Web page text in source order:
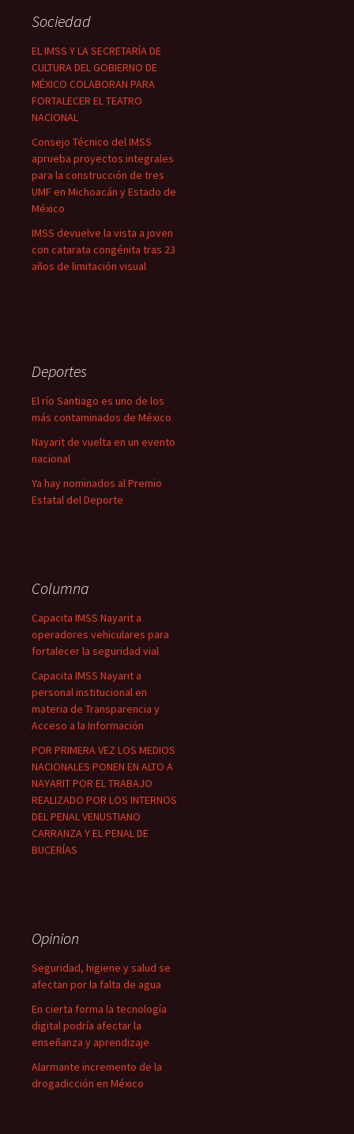
Sociedad
EL IMSS Y LA SECRETARÍA DE
CULTURA DEL GOBIERNO DE
MÉXICO COLABORAN PARA
FORTALECER EL TEATRO
NACIONAL
Consejo Técnico del IMSS
aprueba proyectos integrales
para la construcción de tres
UMF en Michoacán y Estado de
México
IMSS devuelve la vista a joven
con catarata congénita tras 23
años de limitación visual
Deportes
El río Santiago es uno de los
más contaminados de México
Nayarit de vuelta en un evento
nacional
Ya hay nominados al Premio
Estatal del Deporte
Columna
Capacita IMSS Nayarit a
operadores vehiculares para
fortalecer la seguridad vial
Capacita IMSS Nayarit a
personal institucional en
materia de Transparencia y
Acceso a la Información
POR PRIMERA VEZ LOS MEDIOS
NACIONALES PONEN EN ALTO A
NAYARIT POR EL TRABAJO
REALIZADO POR LOS INTERNOS
DEL PENAL VENUSTIANO
CARRANZA Y EL PENAL DE
BUCERÍAS
Opinion
Seguridad, higiene y salud se
afectan por la falta de agua
En cierta forma la tecnología
digital podría afectar la
enseñanza y aprendizaje
Alarmante incremento de la
drogadicción en México